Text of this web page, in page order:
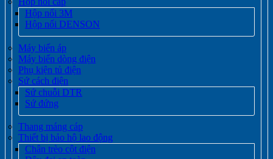
Hộp nối 3M
Hộp nối DENSON
Máy biến áp
Máy biến dòng điện
Phụ kiện tủ điện
Sứ cách điện
Sứ chuỗi DTR
Sứ đứng
Thang máng cáp
Thiết bị bảo hộ lao động
Chân trèo cột điện